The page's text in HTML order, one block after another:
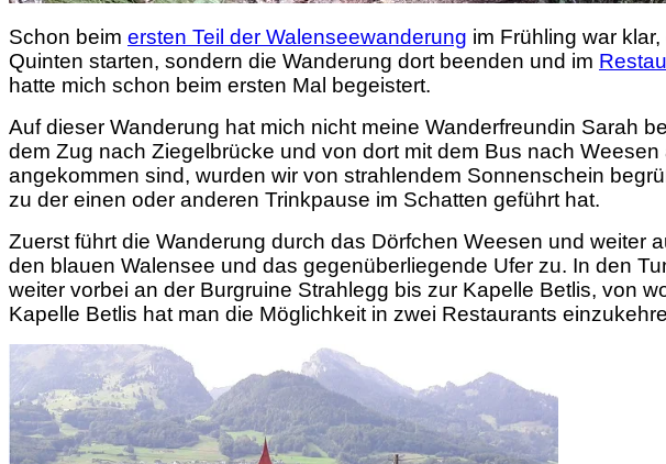
Schon beim ersten Teil der Walenseewanderung im Frühling war
Quinten starten, sondern die Wanderung dort beenden und im
hatte mich schon beim ersten Mal begeistert.
Auf dieser Wanderung hat mich nicht meine Wanderfreundin Sarah
dem Zug nach Ziegelbrücke und von dort mit dem Bus nach
angekommen sind, wurden wir von strahlendem Sonnenschein
zu der einen oder anderen Trinkpause im Schatten geführt hat.
Zuerst führt die Wanderung durch das Dörfchen Weesen und weiter
den blauen Walensee und das gegenüberliegende Ufer zu. In den
weiter vorbei an der Burgruine Strahlegg bis zur Kapelle Betlis, von
Kapelle Betlis hat man die Möglichkeit in zwei Restaurants